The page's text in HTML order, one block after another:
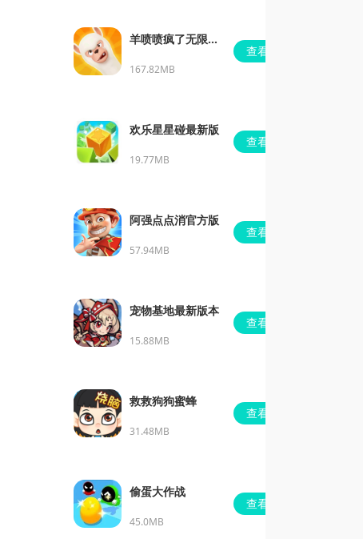
羊喷喷疯了无限金
币
167.82MB
查看
欢乐星星碰最新版
19.77MB
查看
阿强点点消官方版
57.94MB
查看
宠物基地最新版本
15.88MB
查看
救救狗狗蜜蜂
31.48MB
查看
偷蛋大作战
45.0MB
查看